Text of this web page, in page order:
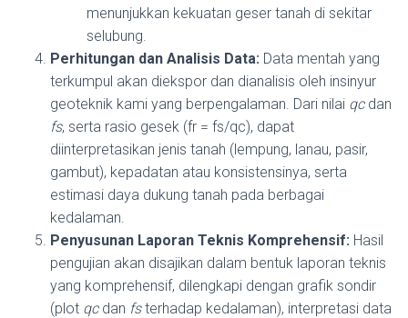
menunjukkan kekuatan geser tanah di sekitar
selubung.
Perhitungan dan Analisis Data: Data mentah yang
terkumpul akan diekspor dan dianalisis oleh insinyur
geoteknik kami yang berpengalaman. Dari nilai qcdan
fs, serta rasio gesek (fr = fs/qc), dapat
diinterpretasikan jenis tanah (lempung, lanau, pasir,
gambut), kepadatan atau konsistensinya, serta
estimasi daya dukung tanah pada berbagai
kedalaman.
Penyusunan Laporan Teknis Komprehensif: Hasil
pengujian akan disajikan dalam bentuk laporan teknis
yang komprehensif, dilengkapi dengan grafik sondir
(plot qcdan fsterhadap kedalaman), interpretasi data